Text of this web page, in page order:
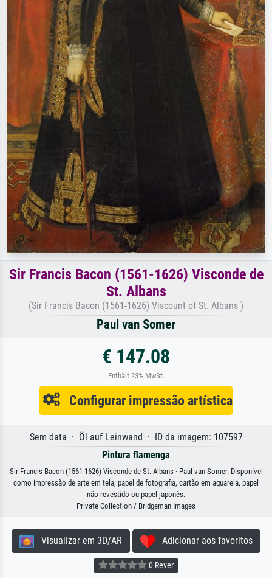
Sir Francis Bacon (1561-1626) Visconde de
St. Albans
(Sir Francis Bacon (1561-1626) Viscount of St. Albans )
Paul van Somer
€ 147.08
Enthält 23% MwSt.
Configurar impressão artística
Sem data · Öl auf Leinwand · ID da imagem: 107597
Pintura flamenga
Sir Francis Bacon (1561-1626) Visconde de St. Albans · Paul van Somer. Disponível
como impressão de arte em tela, papel de fotografia, cartão em aguarela, papel
não revestido ou papel japonês.
Private Collection / Bridgeman Images
Visualizar em 3D/AR Adicionar aos favoritos
0 Rever